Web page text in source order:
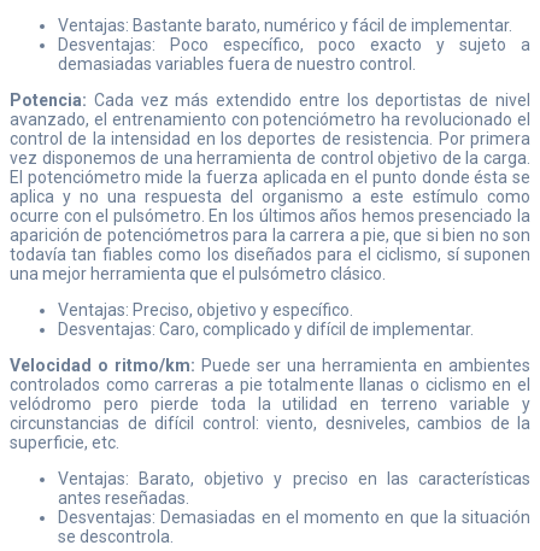
Ventajas: Bastante barato, numérico y fácil de implementar.
Desventajas: Poco específico, poco exacto y sujeto a
demasiadas variables fuera de nuestro control.
Potencia: Cada vez más extendido entre los deportistas de nivel
avanzado, el entrenamiento con potenciómetro ha revolucionado el
control de la intensidad en los deportes de resistencia. Por primera
vez disponemos de una herramienta de control objetivo de la carga.
El potenciómetro mide la fuerza aplicada en el punto donde ésta se
aplica y no una respuesta del organismo a este estímulo como
ocurre con el pulsómetro. En los últimos años hemos presenciado la
aparición de potenciómetros para la carrera a pie, que si bien no son
todavía tan fiables como los diseñados para el ciclismo, sí suponen
una mejor herramienta que el pulsómetro clásico.
Ventajas: Preciso, objetivo y específico.
Desventajas: Caro, complicado y difícil de implementar.
Velocidad o ritmo/km: Puede ser una herramienta en ambientes
controlados como carreras a pie totalmente llanas o ciclismo en el
velódromo pero pierde toda la utilidad en terreno variable y
circunstancias de difícil control: viento, desniveles, cambios de la
superficie, etc.
Ventajas: Barato, objetivo y preciso en las características
antes reseñadas.
Desventajas: Demasiadas en el momento en que la situación
se descontrola.